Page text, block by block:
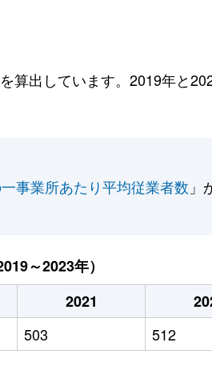
算出しています。2019年と
事業所あたり平均従業者数 」
～2023年）
2021
503 512